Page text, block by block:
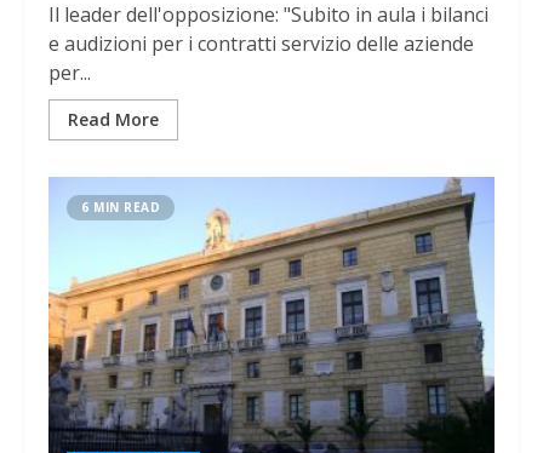
Il leader dell'opposizione: "Subito in aula i bilanci
e audizioni per i contratti servizio delle aziende
per...
Read More
6 MIN READ